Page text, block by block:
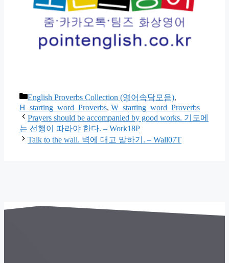
카
테
고
리
English Proverbs Collection (영어속담모음),
H_starting_word_Proverbs, W_starting_word_Proverbs
Prayers should be accompanied by good works. 기도에
는 선행이 따라야 한다. – Work18P
Talk to the wall. 벽에 대고 말하기. – Wall07T